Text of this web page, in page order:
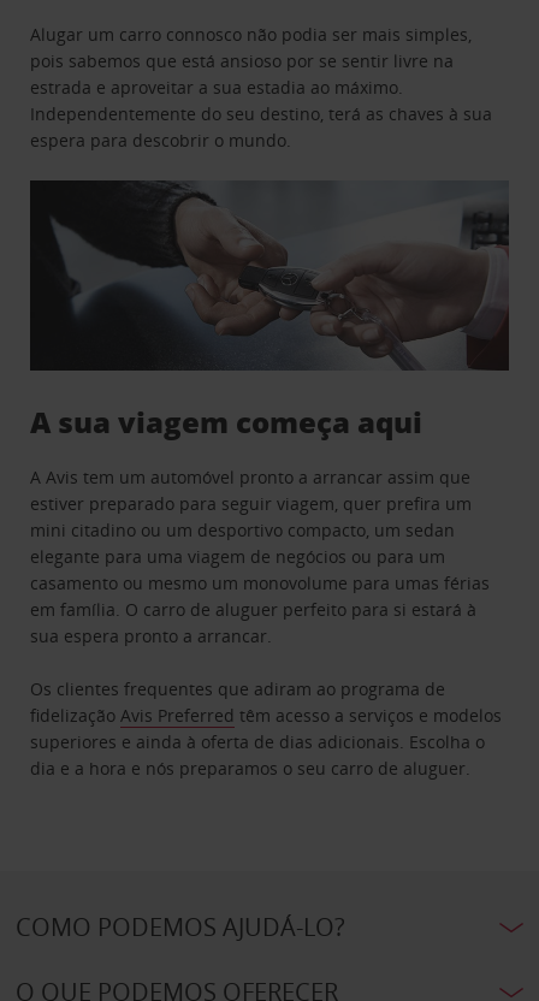
Alugar um carro connosco não podia ser mais simples,
pois sabemos que está ansioso por se sentir livre na
estrada e aproveitar a sua estadia ao máximo.
Independentemente do seu destino, terá as chaves à sua
espera para descobrir o mundo.
A sua viagem começa aqui
A Avis tem um automóvel pronto a arrancar assim que
estiver preparado para seguir viagem, quer prefira um
mini citadino ou um desportivo compacto, um sedan
elegante para uma viagem de negócios ou para um
casamento ou mesmo um monovolume para umas férias
em família. O carro de aluguer perfeito para si estará à
sua espera pronto a arrancar.
Os clientes frequentes que adiram ao programa de
fidelizaçãoAvis Preferred têm acesso a serviços e modelos
superiores e ainda à oferta de dias adicionais. Escolha o
dia e a hora e nós preparamos o seu carro de aluguer.
COMO PODEMOS AJUDÁ-LO?
O QUE PODEMOS OFERECER